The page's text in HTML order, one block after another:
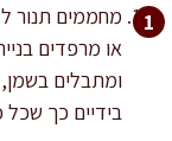
או מרפדים
ומתבלים
בידיים כך שכל